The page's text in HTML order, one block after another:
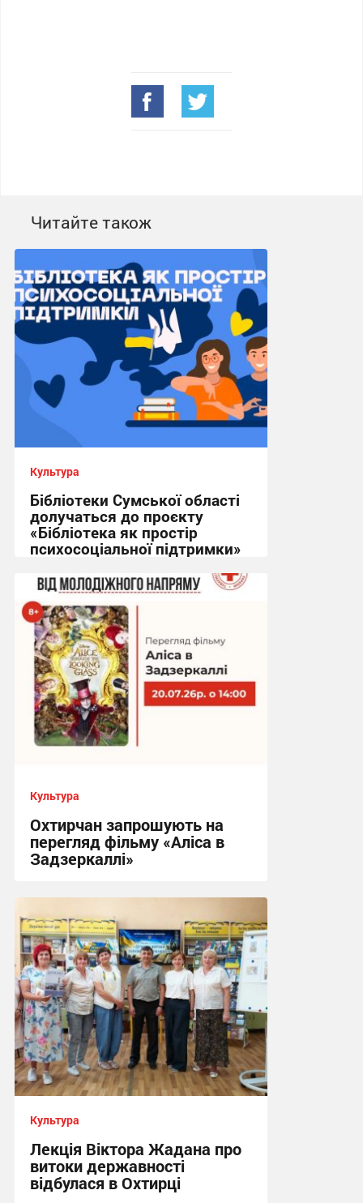
Читайте також
Культура
Бібліотеки Сумської області
долучаться до проєкту
«Бібліотека як простір
психосоціальної підтримки»
10:07, 22.07.2026
Культура
Охтирчан запрошують на
перегляд фільму «Аліса в
Задзеркаллі»
13:56, 17.07.2026
Культура
Лекція Віктора Жадана про
витоки державності
відбулася в Охтирці